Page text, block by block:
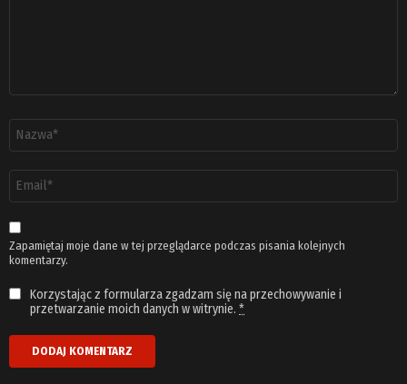
email
*
Zapamiętaj moje dane w tej przeglądarce podczas pisania kolejnych
komentarzy.
Korzystając z formularza zgadzam się na przechowywanie i
przetwarzanie moich danych w witrynie. *